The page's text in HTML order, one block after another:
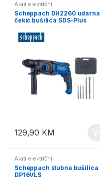
Alati električni
Scheppach DH2260 udarna
čekić bušilica SDS-Plus
129,90 KM
Alati električni
Scheppach stubna bušilica
DP16VLS